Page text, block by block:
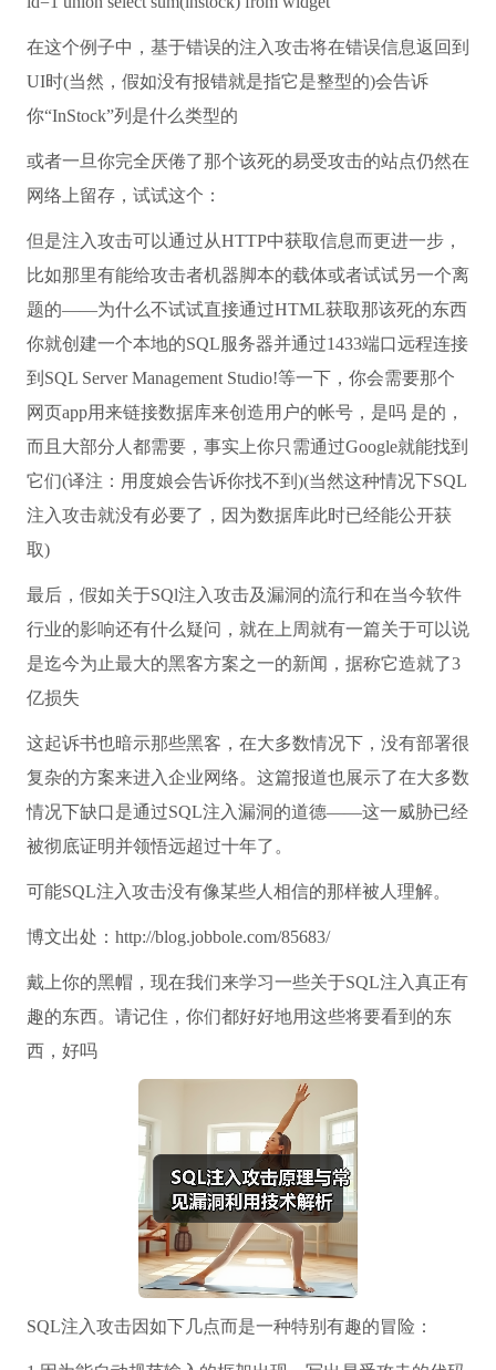
在这个例子中，基于错误的注入攻击将在错误信息返回到
UI时(当然，假如没有报错就是指它是整型的)会告诉
你“InStock”列是什么类型的
或者一旦你完全厌倦了那个该死的易受攻击的站点仍然在
网络上留存，试试这个：
但是注入攻击可以通过从HTTP中获取信息而更进一步，
比如那里有能给攻击者机器脚本的载体或者试试另一个离
题的——为什么不试试直接通过HTML获取那该死的东西
你就创建一个本地的SQL服务器并通过1433端口远程连接
到SQL Server Management Studio!等一下，你会需要那个
网页app用来链接数据库来创造用户的帐号，是吗 是的，
而且大部分人都需要，事实上你只需通过Google就能找到
它们(译注：用度娘会告诉你找不到)(当然这种情况下SQL
注入攻击就没有必要了，因为数据库此时已经能公开获
取)
最后，假如关于SQl注入攻击及漏洞的流行和在当今软件
行业的影响还有什么疑问，就在上周就有一篇关于可以说
是迄今为止最大的黑客方案之一的新闻，据称它造就了3
亿损失
这起诉书也暗示那些黑客，在大多数情况下，没有部署很
复杂的方案来进入企业网络。这篇报道也展示了在大多数
情况下缺口是通过SQL注入漏洞的道德——这一威胁已经
被彻底证明并领悟远超过十年了。
可能SQL注入攻击没有像某些人相信的那样被人理解。
博文出处：http://blog.jobbole.com/85683/
戴上你的黑帽，现在我们来学习一些关于SQL注入真正有
趣的东西。请记住，你们都好好地用这些将要看到的东
西，好吗
SQL注入攻击因如下几点而是一种特别有趣的冒险：